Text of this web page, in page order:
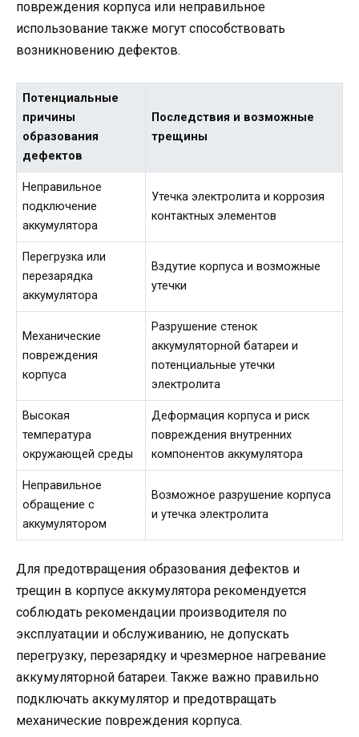
повреждения корпуса или неправильное
использование также могут способствовать
возникновению дефектов.
Потенциальные
причины
образования
дефектов
Последствия и возможные
трещины
Неправильное
подключение
аккумулятора
Утечка электролита и коррозия
контактных элементов
Перегрузка или
перезарядка
аккумулятора
Вздутие корпуса и возможные
утечки
Механические
повреждения
корпуса
Разрушение стенок
аккумуляторной батареи и
потенциальные утечки
электролита
Высокая
температура
окружающей среды
Деформация корпуса и риск
повреждения внутренних
компонентов аккумулятора
Неправильное
обращение с
аккумулятором
Возможное разрушение корпуса
и утечка электролита
Для предотвращения образования дефектов и
трещин в корпусе аккумулятора рекомендуется
соблюдать рекомендации производителя по
эксплуатации и обслуживанию, не допускать
перегрузку, перезарядку и чрезмерное нагревание
аккумуляторной батареи. Также важно правильно
подключать аккумулятор и предотвращать
механические повреждения корпуса.